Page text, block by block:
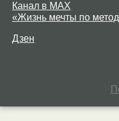
Канал в MAX
«Жизнь мечты по
Дзен